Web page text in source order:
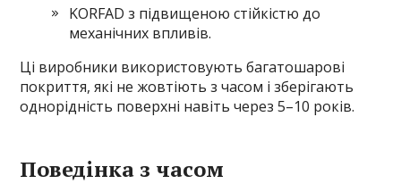
KORFAD з підвищеною стійкістю до
механічних впливів.
Ці виробники використовують багатошарові
покриття, які не жовтіють з часом і зберігають
однорідність поверхні навіть через 5–10 років.
Поведінка з часом